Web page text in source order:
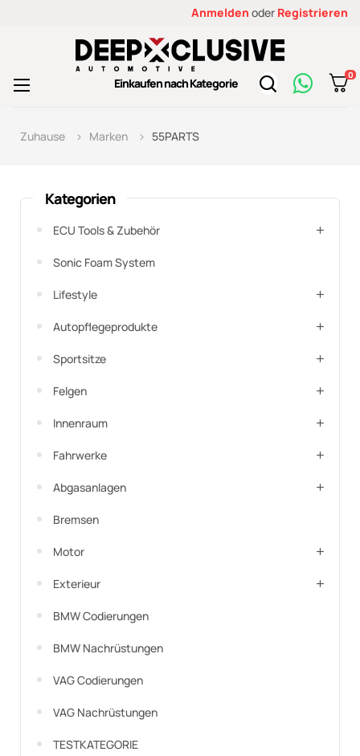
Anmelden oder Registrieren
Einkaufen nach Kategorie
0
Toggle
☰
Zuhause Marken 55PARTS
Kategorien
ECU Tools & Zubehör
Sonic Foam System
Lifestyle
Autopflegeprodukte
Sportsitze
Felgen
Innenraum
Fahrwerke
Abgasanlagen
Bremsen
Motor
Exterieur
BMW Codierungen
BMW Nachrüstungen
VAG Codierungen
VAG Nachrüstungen
TESTKATEGORIE